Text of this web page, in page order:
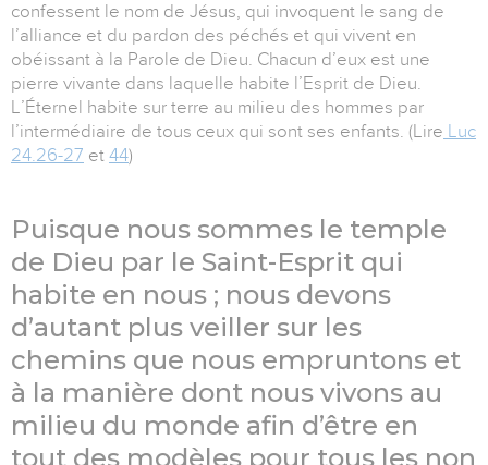
confessent le nom de Jésus, qui invoquent le sang de
l’alliance et du pardon des péchés et qui vivent en
obéissant à la Parole de Dieu. Chacun d’eux est une
pierre vivante dans laquelle habite l’Esprit de Dieu.
L’Éternel habite sur terre au milieu des hommes par
l’intermédiaire de tous ceux qui sont ses enfants. (Lire Luc
24.26-27 et 44)
Puisque nous sommes le temple
de Dieu par le Saint-Esprit qui
habite en nous ; nous devons
d’autant plus veiller sur les
chemins que nous empruntons et
à la manière dont nous vivons au
milieu du monde afin d’être en
tout des modèles pour tous les non